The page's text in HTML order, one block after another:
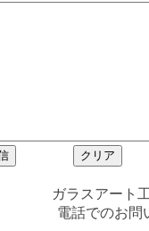
ガラスアート
電話でのお